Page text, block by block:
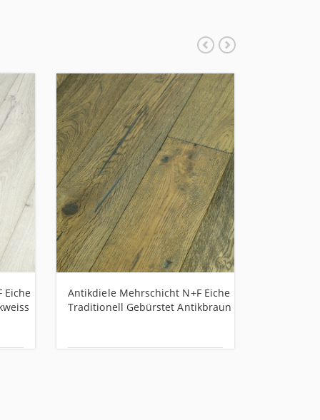
Eiche
Antikdiele Mehrschicht N+F Eiche
Traditionell Gebürstet Antikbraun